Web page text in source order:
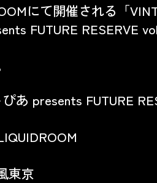
にて開催される「
FUTURE RESERVE
あ presents FUTURE
東京